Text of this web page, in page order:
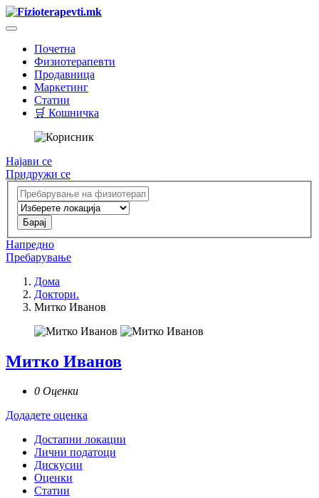
Почетна
Физиотерапевти
Продавница
Маркетинг
Статии
🛒 Кошничка
Најави се
Придружи се
Напредно
Пребарување
Дома
Доктори.
Митко Иванов
Митко Иванов
0 Оценки
Додадете оценка
Достапни локации
Лични податоци
Дискусии
Оценки
Статии